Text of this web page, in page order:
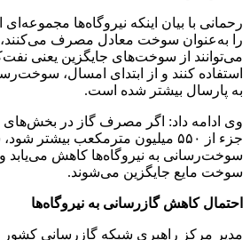
رحمانی با بیان اینکه نیروگاه‌ها
را به‌عنوان سوخت معادل مصرف می‌کنند،
می‌توانند از سوخت‌های جایگزین یعنی
استفاده کنند و از ابتدای امسال،
به پارسال بیشتر شده است.
وی ادامه داد: اگر مصرف گاز در بخش‌های
جزء از ۵۵۰ میلیون مترمکعب بیشتر
سوخت‌رسانی به نیروگاه‌ها کاهش می‌یابد
سوخت مایع جایگزین می‌شوند.
احتمال کاهش گازرسانی به نیروگاه‌ها
مدیر مرکز راهبری شبکه گازرسانی کشور